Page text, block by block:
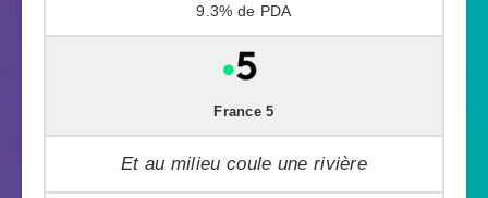
9.3%
France 5
Et au milieu coule une rivière